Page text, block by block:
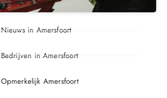
Nieuws in Amersfoort
Bedrijven in Amersfoort
Opmerkelijk Amersfoort